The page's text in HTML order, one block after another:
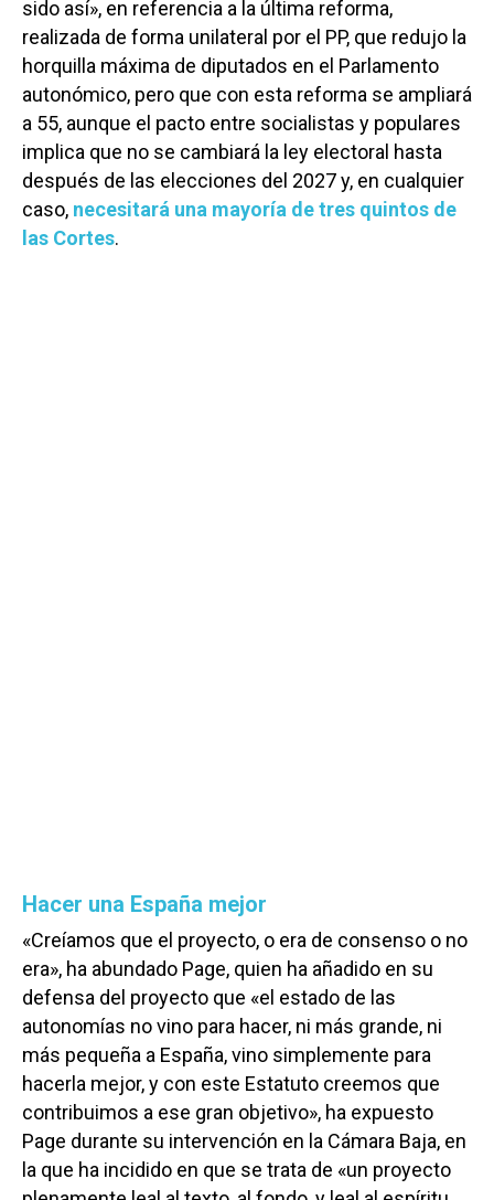
sido así», en referencia a la última reforma,
realizada de forma unilateral por el PP, que redujo la
horquilla máxima de diputados en el Parlamento
autonómico, pero que con esta reforma se ampliará
a 55, aunque el pacto entre socialistas y populares
implica que no se cambiará la ley electoral hasta
después de las elecciones del 2027 y, en cualquier
caso, necesitará una mayoría de tres quintos de
las Cortes.
Hacer una España mejor
«Creíamos que el proyecto, o era de consenso o no
era», ha abundado Page, quien ha añadido en su
defensa del proyecto que «el estado de las
autonomías no vino para hacer, ni más grande, ni
más pequeña a España, vino simplemente para
hacerla mejor, y con este Estatuto creemos que
contribuimos a ese gran objetivo», ha expuesto
Page durante su intervención en la Cámara Baja, en
la que ha incidido en que se trata de «un proyecto